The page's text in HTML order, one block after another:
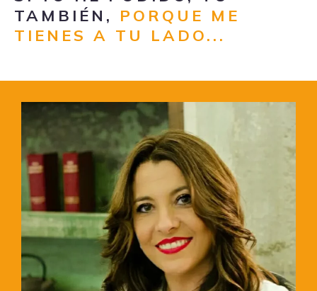
TAMBIÉN, PORQUE ME
TIENES A TU LADO...